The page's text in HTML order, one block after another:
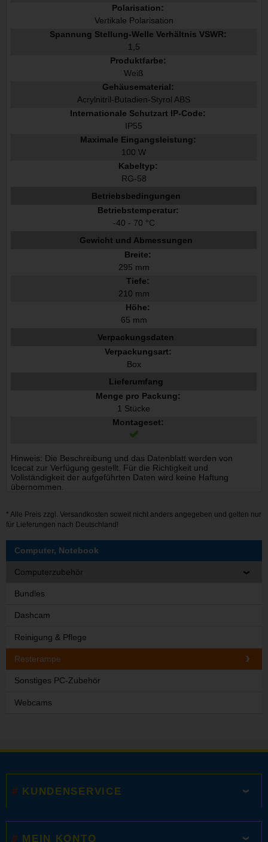
Polarisation:
Vertikale Polarisation
Spannung Stellung-Welle Verhältnis VSWR:
1,5
Produktfarbe:
Weiß
Gehäusematerial:
Acrylnitril-Butadien-Styrol ABS
Internationale Schutzart IP-Code:
IP55
Maximale Eingangsleistung:
100 W
Kabeltyp:
RG-58
Betriebsbedingungen
Betriebstemperatur:
-40 - 70 °C
Gewicht und Abmessungen
Breite:
295 mm
Tiefe:
210 mm
Höhe:
65 mm
Verpackungsdaten
Verpackungsart:
Box
Lieferumfang
Menge pro Packung:
1 Stücke
Montageset:
Hinweis: Die Beschreibung und das Datenblatt werden von
Icecat zur Verfügung gestellt. Für die Richtigkeit und
Vollständigkeit der aufgeführten Daten wird keine Haftung
übernommen.
* Alle Preis zzgl. Versandkosten soweit nicht anders angegeben und gelten nur
für Lieferungen nach Deutschland!
Computer, Notebook
Computerzubehör
Bundles
Dashcam
Reinigung & Pflege
Resterampe
Sonstiges PC-Zubehör
Webcams
KUNDENSERVICE
MEIN KONTO